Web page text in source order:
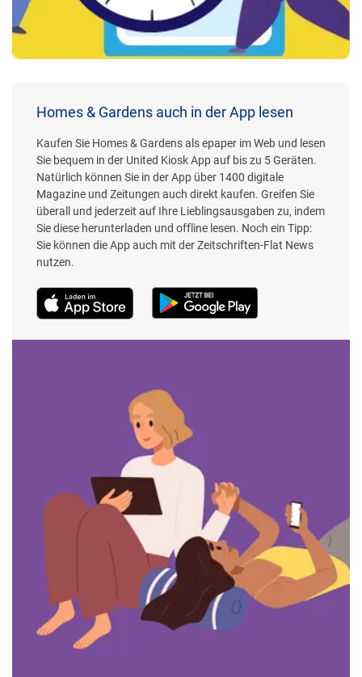
Homes & Gardens auch in der App lesen
Kaufen Sie Homes & Gardens als epaper im Web und lesen
Sie bequem in der United Kiosk App auf bis zu 5 Geräten.
Natürlich können Sie in der App über 1400 digitale
Magazine und Zeitungen auch direkt kaufen. Greifen Sie
überall und jederzeit auf Ihre Lieblingsausgaben zu, indem
Sie diese herunterladen und offline lesen. Noch ein Tipp:
Sie können die App auch mit der Zeitschriften-Flat News
nutzen.